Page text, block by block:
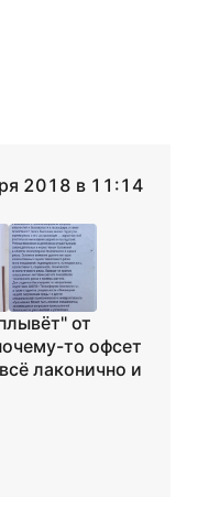
2018 в 11:14
от
то офсет
лаконично и